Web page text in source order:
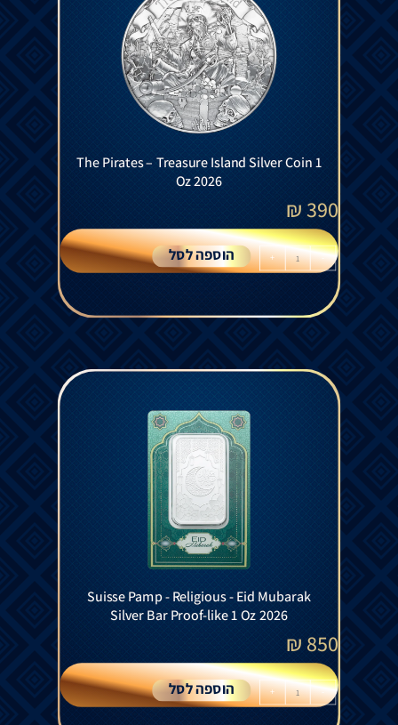
The Pirates – Treasure Island Silver Coin 1
Oz 2026
390
₪
-
+ הוספה לסל
Suisse Pamp - Religious - Eid Mubarak
Silver Bar Proof-like 1 Oz 2026
850
₪
-
+ הוספה לסל